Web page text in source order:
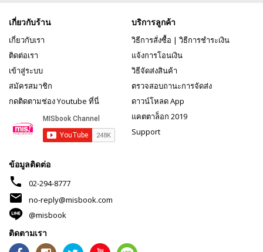
เกี่ยวกับร้าน
เกี่ยวกับเรา
ติดต่อเรา
เข้าสู่ระบบ
สมัครสมาชิก
กดติดตามช่อง Youtube ที่นี่
บริการลูกค้า
วิธีการสั่งซื้อ | วิธีการชำระเงิน
แจ้งการโอนเงิน
วิธีจัดส่งสินค้า
ตรวจสอบถานะการจัดส่ง
ดาวน์โหลด App
แคตตาล็อก 2019
Support
ข้อมูลติดต่อ
phone 02-294-8777
mail
no-reply@misbook.com
@misbook
ติดตามเรา